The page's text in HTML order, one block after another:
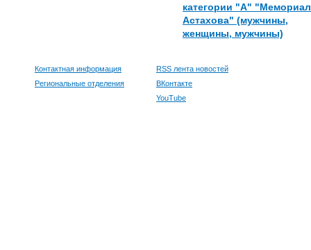
категории "А"
Астахова" (мужчины,
женщины, мужчины)
Контактная информация
Региональные отделения
RSS лента новостей
ВКонтакте
YouTube